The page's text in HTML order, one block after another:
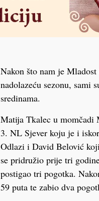
Nakon što nam je
nadolazeću sezonu, sami
sredinama.
Matija Tkalec u momčadi
3. NL Sjever koju je i
Odlazi i David Belović
se pridružio prije tri
postigao tri pogotka.
59 puta te zabio dva